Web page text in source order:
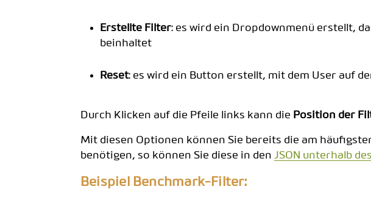
Erstellte Filter: es wird ein Dropdownmenü erstellt,
beinhaltet
Reset: es wird ein Button erstellt, mit dem User auf
Durch Klicken auf die Pfeile links kann die Position der
Mit diesen Optionen können Sie bereits die am
benötigen, so können Sie diese in den JSON unterhalb
Beispiel Benchmark-Filter: